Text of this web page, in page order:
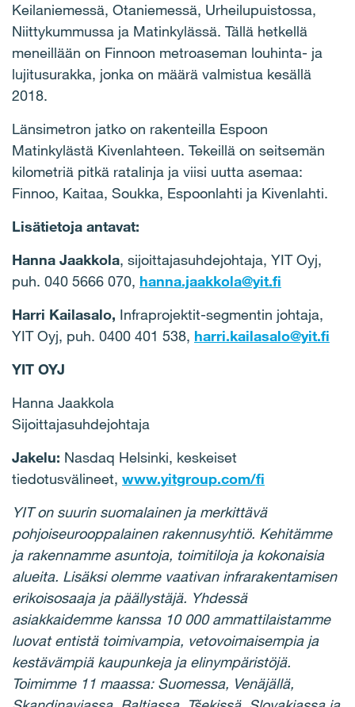
Keilaniemessä, Otaniemessä, Urheilupuistossa,
Niittykummussa ja Matinkylässä. Tällä hetkellä
meneillään on Finnoon metroaseman louhinta- ja
lujitusurakka, jonka on määrä valmistua kesällä
2018.
Länsimetron jatko on rakenteilla Espoon
Matinkylästä Kivenlahteen. Tekeillä on seitsemän
kilometriä pitkä ratalinja ja viisi uutta asemaa:
Finnoo, Kaitaa, Soukka, Espoonlahti ja Kivenlahti.
Lisätietoja antavat:
Hanna Jaakkola, sijoittajasuhdejohtaja, YIT Oyj,
puh. 040 5666 070, hanna.jaakkola@yit.fi
Harri Kailasalo, Infraprojektit-segmentin johtaja,
YIT Oyj, puh. 0400 401 538, harri.kailasalo@yit.fi
YIT OYJ
Hanna Jaakkola
Sijoittajasuhdejohtaja
Jakelu: Nasdaq Helsinki, keskeiset
tiedotusvälineet, www.yitgroup.com/fi
YIT on suurin suomalainen ja merkittävä
pohjoiseurooppalainen rakennusyhtiö. Kehitämme
ja rakennamme asuntoja, toimitiloja ja kokonaisia
alueita. Lisäksi olemme vaativan infrarakentamisen
erikoisosaaja ja päällystäjä. Yhdessä
asiakkaidemme kanssa 10 000 ammattilaistamme
luovat entistä toimivampia, vetovoimaisempia ja
kestävämpiä kaupunkeja ja elinympäristöjä.
Toimimme 11 maassa: Suomessa, Venäjällä,